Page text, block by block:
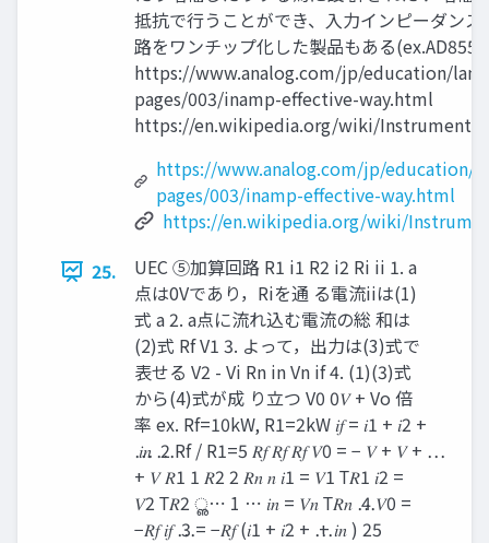
抵抗で行うことができ、入力インピーダン
路をワンチップ化した製品もある
https://www.analog.com/jp/education/
pages/003/inamp-effective-way.html
https://en.wikipedia.org/wiki/
https://www.analog.com/jp/education/
pages/003/inamp-effective-way.html
https://en.wikipedia.org/wiki/
25.
UEC ⑤加算回路 R1 i1 R2 i2 Ri ii 1. a
点は0Vであり，Riを通 る電流iiは(1)
式 a 2. a点に流れ込む電流の総 和は
(2)式 Rf V1 3. よって，出力は(3)式で
表せる V2 - Vi Rn in Vn if 4. (1)(3)式
から(4)式が成 り立つ V0 0𝑉 + Vo 倍
率 ex. Rf=10kW, R1=2kW 𝑖𝑓 = 𝑖1 + 𝑖2 +
⋯ 𝑖𝑛 ⋯ 2 Rf / R1=5 𝑅𝑓 𝑅𝑓 𝑅𝑓 𝑉0 = − 𝑉 + 𝑉 + ⋯
+ 𝑉 𝑅1 1 𝑅2 2 𝑅𝑛 𝑛 𝑖1 = 𝑉1 Τ𝑅1 𝑖2 =
𝑉2 Τ𝑅2 ൢ⋯ 1 ⋯ 𝑖𝑛 = 𝑉𝑛 Τ𝑅𝑛 ⋯ 4 𝑉0 =
−𝑅𝑓 𝑖𝑓 ⋯ 3 = −𝑅𝑓 (𝑖1 + 𝑖2 + ⋯ + 𝑖𝑛 ) 25